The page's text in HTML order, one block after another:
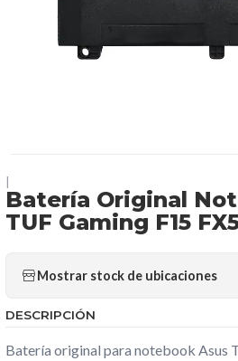
Batería Original
TUF Gaming F15
Mostrar stock de ubicaciones
DESCRIPCIÓN
Batería original para notebook Asus